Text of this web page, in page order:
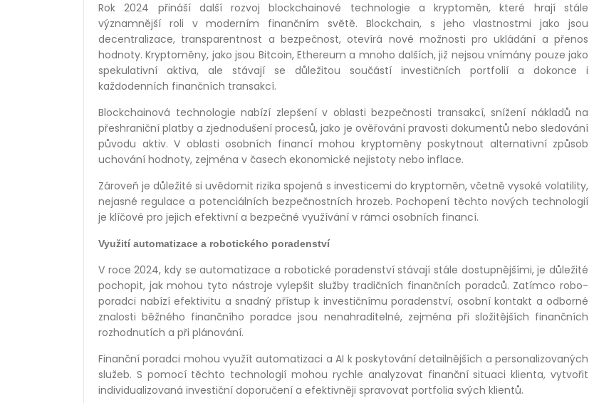
Rok 2024 přináší další rozvoj blockchainové technologie a kryptoměn, které hrají stále
významnější roli v moderním finančním světě. Blockchain, s jeho vlastnostmi jako jsou
decentralizace, transparentnost a bezpečnost, otevírá nové možnosti pro ukládání a přenos
hodnoty. Kryptoměny, jako jsou Bitcoin, Ethereum a mnoho dalších, již nejsou vnímány pouze jako
spekulativní aktiva, ale stávají se důležitou součástí investičních portfolií a dokonce i
každodenních finančních transakcí.
Blockchainová technologie nabízí zlepšení v oblasti bezpečnosti transakcí, snížení nákladů na
přeshraniční platby a zjednodušení procesů, jako je ověřování pravosti dokumentů nebo sledování
původu aktiv. V oblasti osobních financí mohou kryptoměny poskytnout alternativní způsob
uchování hodnoty, zejména v časech ekonomické nejistoty nebo inflace.
Zároveň je důležité si uvědomit rizika spojená s investicemi do kryptoměn, včetně vysoké volatility,
nejasné regulace a potenciálních bezpečnostních hrozeb. Pochopení těchto nových technologií
je klíčové pro jejich efektivní a bezpečné využívání v rámci osobních financí.
Využití automatizace a robotického poradenství
V roce 2024, kdy se automatizace a robotické poradenství stávají stále dostupnějšími, je důležité
pochopit, jak mohou tyto nástroje vylepšit služby tradičních finančních poradců. Zatímco robo-
poradci nabízí efektivitu a snadný přístup k investičnímu poradenství, osobní kontakt a odborné
znalosti běžného finančního poradce jsou nenahraditelné, zejména při složitějších finančních
rozhodnutích a při plánování.
Finanční poradci mohou využít automatizaci a AI k poskytování detailnějších a personalizovaných
služeb. S pomocí těchto technologií mohou rychle analyzovat finanční situaci klienta, vytvořit
individualizovaná investiční doporučení a efektivněji spravovat portfolia svých klientů.